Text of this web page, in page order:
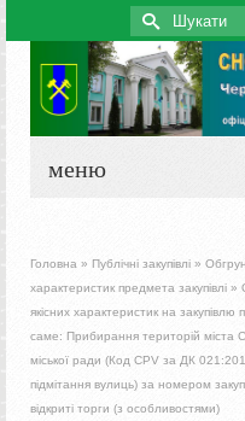
Search
for:
меню
Головна » Публічні закупівлі »
характеристик предмета закупівлі »
якісних характеристик на
саме: Прибирання територій міста
міської ради (Код CPV за ДК
підмітання вулиць) за номером
відкриті торги (з особливостями)